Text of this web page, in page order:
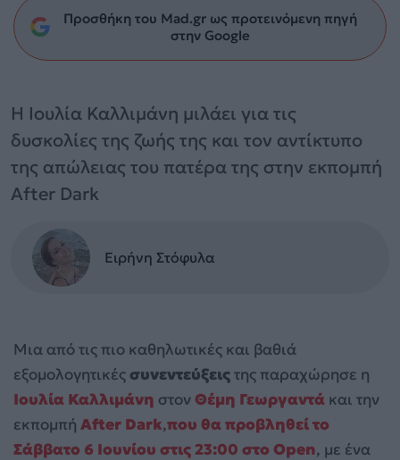
Προσθήκη του Mad.gr ως προτεινόμενη πηγή
στην Google
Η Ιουλία Καλλιμάνη μιλάει για τις
δυσκολίες της ζωής της και τον αντίκτυπο
της απώλειας του πατέρα της στην εκπομπή
After Dark
Ειρήνη Στόφυλα
Μια από τις πιο καθηλωτικές και βαθιά
εξομολογητικέςσυνεντεύξειςτης παραχώρησε η
Ιουλία Καλλιμάνη στον Θέμη Γεωργαντά και την
εκπομπή After Dark,που θα προβληθεί το
Σάββατο 6 Ιουνίου στις 23:00 στο Open, με ένα